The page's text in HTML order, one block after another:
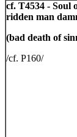
cf. T4534 - Soul
ridden man
(bad death of
/cf. P160/